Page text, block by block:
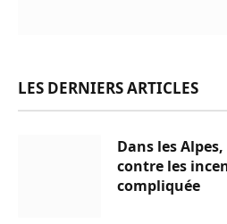
LES DERNIERS ARTICLES
Dans les
contre les
compliquée